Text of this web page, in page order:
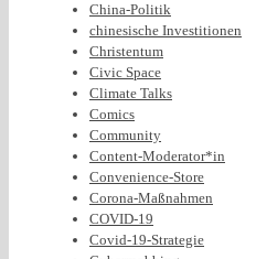
China-Politik
chinesische Investitionen
Christentum
Civic Space
Climate Talks
Comics
Community
Content-Moderator*in
Convenience-Store
Corona-Maßnahmen
COVID-19
Covid-19-Strategie